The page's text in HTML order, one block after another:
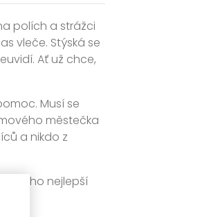
polích a strážci
vleče. Stýská se
Ať už chce,
Musí se
městečka
a nikdo z
jeho nejlepší